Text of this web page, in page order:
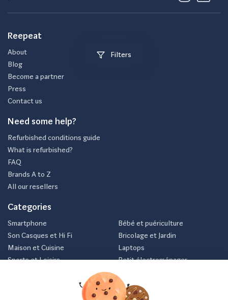
Filters
Reepeat
About
Blog
Become a partner
Press
Contact us
Need some help?
Refurbished conditions guide
What is refurbished?
FAQ
Brands A to Z
All our resellers
Categories
Smartphone
Son Casques et Hi Fi
Maison et Cuisine
Sports et Loisirs
Bébé et puériculture
Bricolage et Jardin
Laptops
Petit électroménager